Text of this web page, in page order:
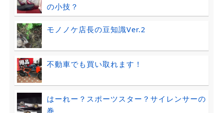
の小技？
モノノケ店長の豆知識Ver.2
不動車でも買い取れます！
はーれー？スポーツスター？サイレンサーの
巻